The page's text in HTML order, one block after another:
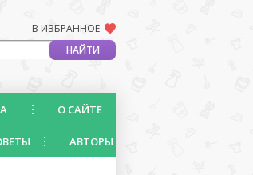
В ИЗБРАННОЕ
О САЙТЕ
АВТОРЫ